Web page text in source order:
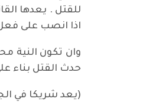
للقتل . يعدها
اذا انصب على
وان تكون النية
حدث القتل بناء على
(يعد شريكا في